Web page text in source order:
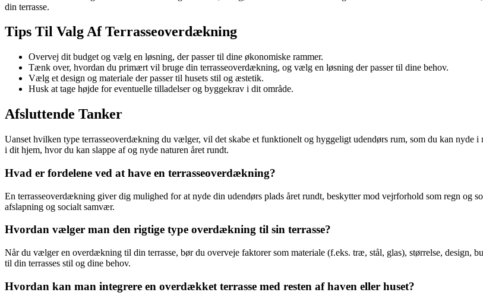
din terrasse.
Tips Til Valg Af Terrasseoverdækning
Overvej dit budget og vælg en løsning, der passer til dine økonomiske rammer.
Tænk over, hvordan du primært vil bruge din terrasseoverdækning, og vælg en løsning der passer til dine behov.
Vælg et design og materiale der passer til husets stil og æstetik.
Husk at tage højde for eventuelle tilladelser og byggekrav i dit område.
Afsluttende Tanker
Uanset hvilken type terrasseoverdækning du vælger, vil det skabe et funktionelt og hyggeligt udendørs rum, som du kan nyde
i dit hjem, hvor du kan slappe af og nyde naturen året rundt.
Hvad er fordelene ved at have en terrasseoverdækning?
En terrasseoverdækning giver dig mulighed for at nyde din udendørs plads året rundt, beskytter mod vejrforhold som regn og
afslapning og socialt samvær.
Hvordan vælger man den rigtige type overdækning til sin terrasse?
Når du vælger en overdækning til din terrasse, bør du overveje faktorer som materiale (f.eks. træ, stål, glas), størrelse, design,
til din terrasses stil og dine behov.
Hvordan kan man integrere en overdækket terrasse med resten af haven eller huset?